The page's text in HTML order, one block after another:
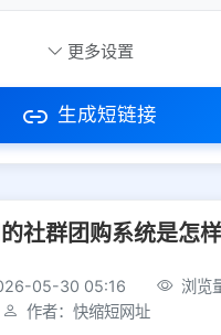
电商平台
更多设置
生成短链接
社群团购系统是怎样
05-30 05:16
浏览
作者：快缩短网址